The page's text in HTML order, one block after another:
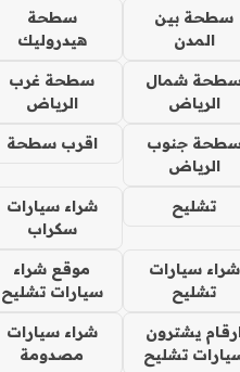
سطحة بين
المدن
سطحة
هيدروليك
شمال
الرياض
سطحة غرب
الرياض
جنوب
الرياض
اقرب سطحة
تشليح
شراء سيارات
سكراب
شراء سيارات
تشليح
موقع شراء
سيارات تشليح
يشترون
تشليح
شراء سيارات
مصدومة